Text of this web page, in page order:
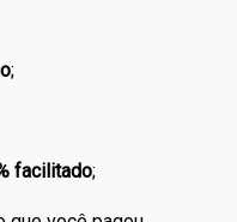
;
facilitado;